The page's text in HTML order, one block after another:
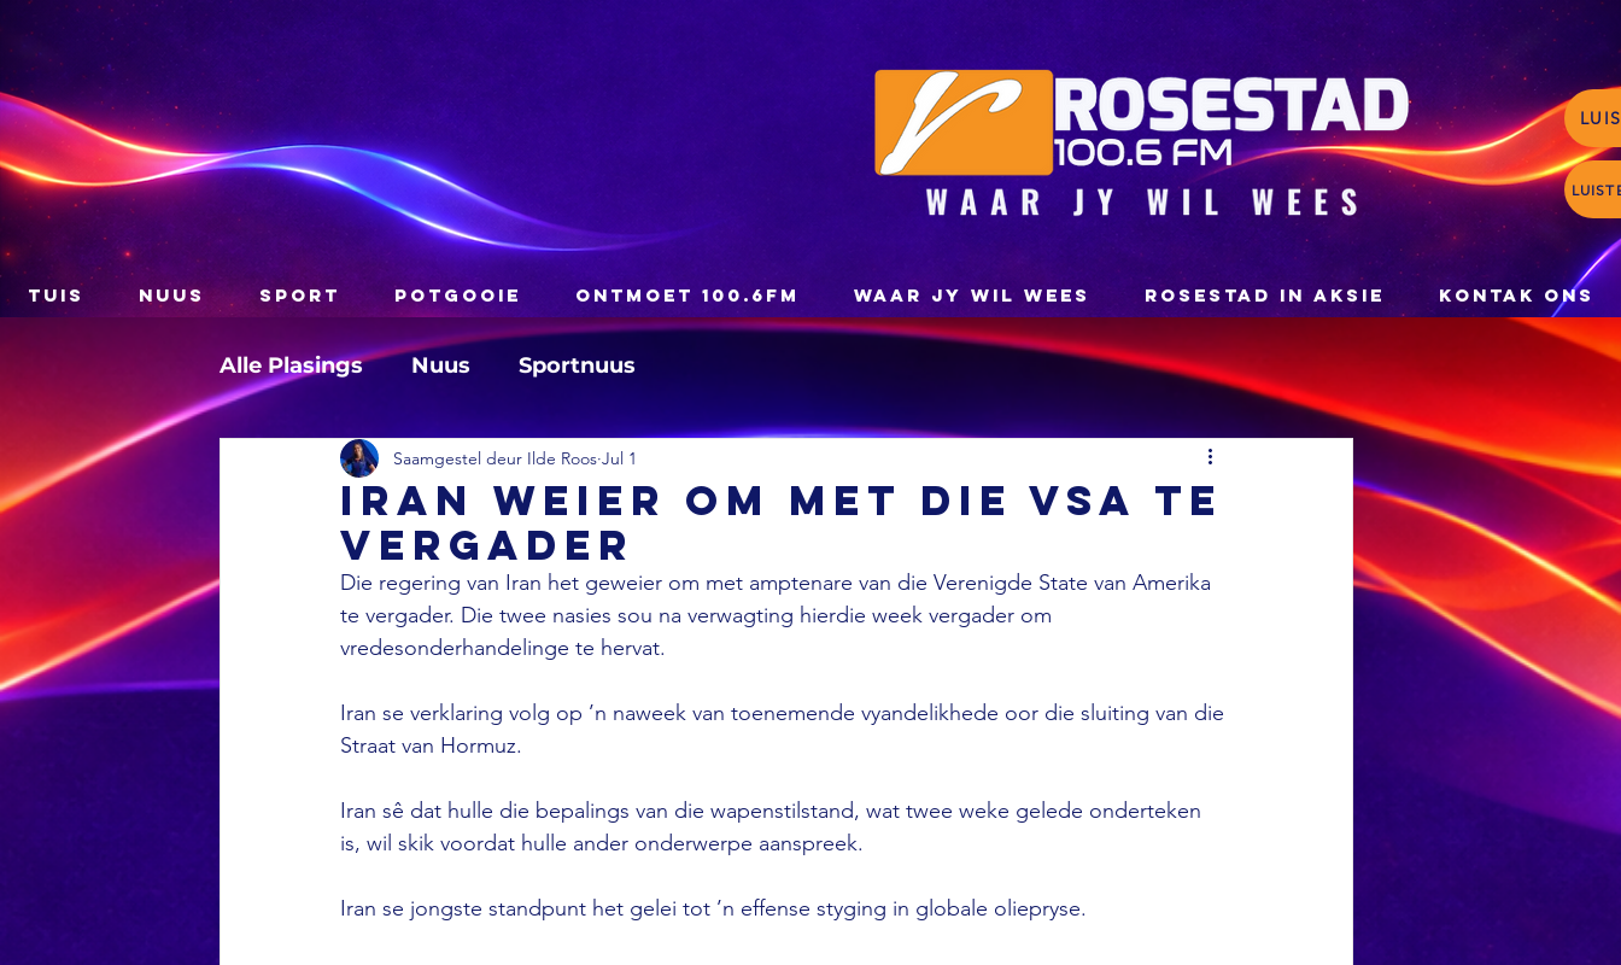
TUIS NUUS SPORT POTGOOIE ONTMOET 100.6FM WAAR JY WIL WEES ROSESTAD IN AKSIE KONTAK ONS
Alle Plasings Nuus Sportnuus
Iran weier om met die VSA te
vergader
Saamgestel deur Ilde Roos Jul 1
Die regering van Iran het geweier om met amptenare van die Verenigde State van Amerika
te vergader. Die twee nasies sou na verwagting hierdie week vergader om
vredesonderhandelinge te hervat.
Iran se verklaring volg op ’n naweek van toenemende vyandelikhede oor die sluiting van die
Straat van Hormuz.
Iran sê dat hulle die bepalings van die wapenstilstand, wat twee weke gelede onderteken
is, wil skik voordat hulle ander onderwerpe aanspreek.
Iran se jongste standpunt het gelei tot ’n effense styging in globale oliepryse.